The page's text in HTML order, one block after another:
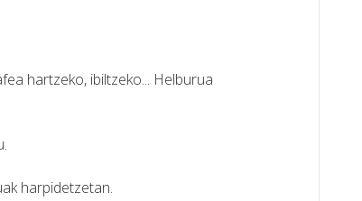
hartzeko, ibiltzeko... Helburua
harpidetzetan.